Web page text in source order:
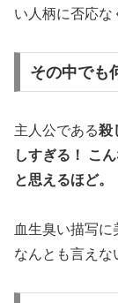
い人柄に否応な
その中でも
主人公である殺
しすぎる！ こ
と思えるほど。
血生臭い描写に
なんとも言えな